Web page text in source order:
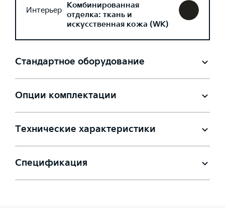
Интерьер Комбинированная
отделка: ткань и
искусственная кожа (WK)
Стандартное оборудование
Опции комплектации
Технические характеристики
Спецификация